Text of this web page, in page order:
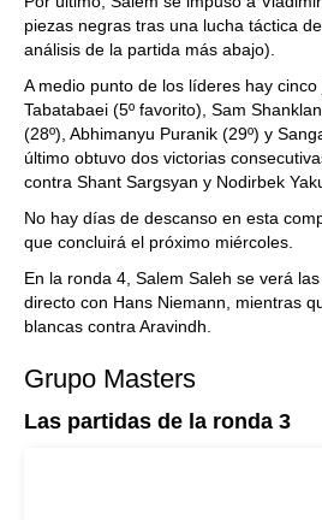
piezas negras tras una lucha táctica
análisis de la partida más abajo).
A medio punto de los líderes hay cinco
Tabatabaei (5º favorito), Sam
(28º), Abhimanyu Puranik (29º) y
último obtuvo dos victorias
contra Shant Sargsyan y Nodirbek
No hay días de descanso en esta
que concluirá el próximo miércoles.
En la ronda 4, Salem Saleh se verá
directo con Hans Niemann, mientras
blancas contra Aravindh.
Grupo Masters
Las partidas de la ronda 3